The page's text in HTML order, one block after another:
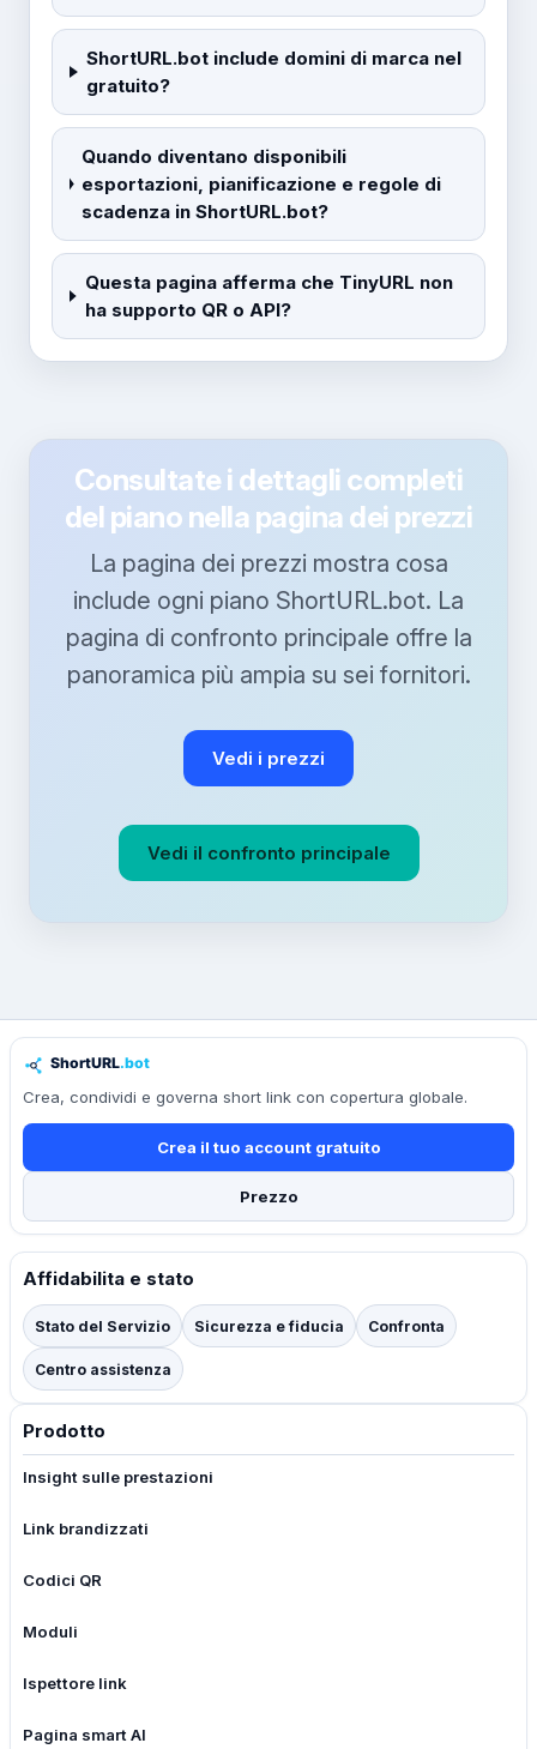
ShortURL.bot include domini di marca nel
gratuito?
Quando diventano disponibili
esportazioni, pianificazione e regole di
scadenza in ShortURL.bot?
Questa pagina afferma che TinyURL non
ha supporto QR o API?
Consultate i dettagli completi
del piano nella pagina dei prezzi
La pagina dei prezzi mostra cosa
include ogni piano ShortURL.bot. La
pagina di confronto principale offre la
panoramica più ampia su sei fornitori.
Vedi i prezzi
Vedi il confronto principale
Crea, condividi e governa short link con copertura globale.
Crea il tuo account gratuito
Prezzo
Affidabilita e stato
Stato del Servizio Sicurezza e fiducia Confronta
Centro assistenza
Prodotto
Insight sulle prestazioni
Link brandizzati
Codici QR
Moduli
Ispettore link
Pagina smart AI